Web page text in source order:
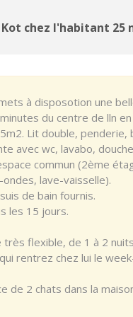
Kot chez l'habitant 25
à disposotion une
du centre de lln
Lit double, penderie,
avec wc, lavabo,
commun (2ème
lave-vaisselle).
de bain fournis.
les 15 jours.
très flexible, de 1 à 2
rentrez chez lui le
de 2 chats dans la